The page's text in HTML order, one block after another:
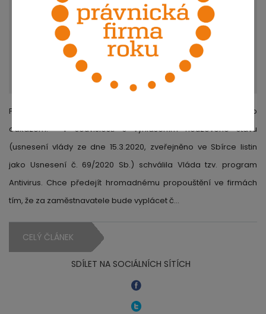
POZOR - nový článek aktualizovaný k 1.4.2020 najdete pod tímto
odkazem. V souvislosti s vyhlášením nouzového stavu
(usnesení vlády ze dne 15.3.2020, zveřejněno ve Sbírce listin
jako Usnesení č. 69/2020 Sb.) schválila Vláda tzv. program
Antivirus. Chce předejít hromadnému propouštění ve firmách
tím, že za zaměstnavatele bude vyplácet č…
CELÝ ČLÁNEK
SDÍLET NA SOCIÁLNÍCH SÍTÍCH